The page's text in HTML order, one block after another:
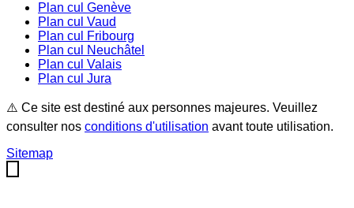
Plan cul Genève
Plan cul Vaud
Plan cul
Fribourg
Plan cul
Neuchâtel
Plan cul Valais
Plan cul Jura
⚠️ Ce site est destiné aux personnes majeures. Veuillez
consulter nos conditions d'utilisation avant toute utilisation.
Sitemap